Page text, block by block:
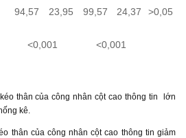
94,57 23,95 99,57 24,37 >0,05
<0,001 <0,001
thân của công nhân cột cao thông tin lớn
kê.
thân của công nhân cột cao thông tin giảm